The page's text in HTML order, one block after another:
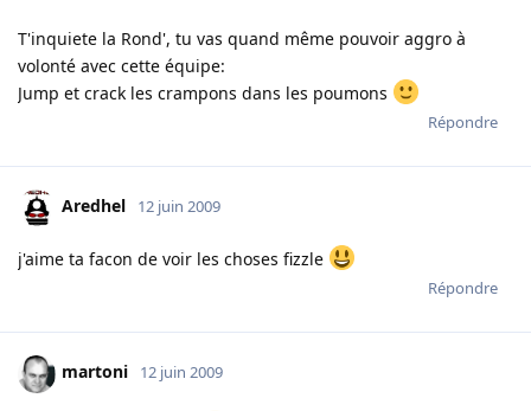
T'inquiete la Rond', tu vas quand même pouvoir aggro à
volonté avec cette équipe:
Jump et crack les crampons dans les poumons
Répondre
Aredhel 12 juin 2009
j'aime ta facon de voir les choses fizzle
Répondre
martoni 12 juin 2009